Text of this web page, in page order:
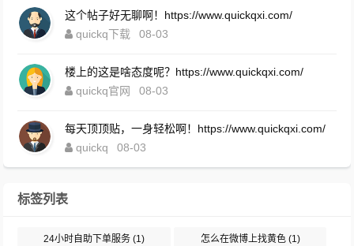
这个帖子好无聊啊！https://www.quickqxi.com/
quickq下载
08-03
楼上的这是啥态度呢？https://www.quickqxi.com/
quickq官网
08-03
每天顶顶贴，一身轻松啊！https://www.quickqxi.com/
quickq
08-03
标签列表
24小时自助下单服务 (1) 怎么在微博上找黄色(1)